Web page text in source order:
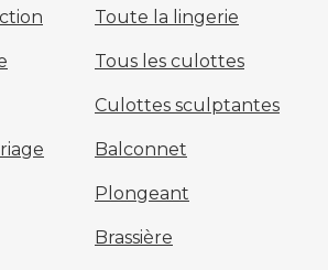
Toute la lingerie
Tous les culottes
Culottes sculptantes
Balconnet
Plongeant
Brassière